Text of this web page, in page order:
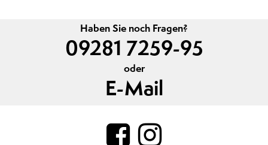
Haben Sie noch Fragen?
09281 7259-95
oder
E-Mail